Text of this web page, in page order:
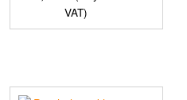
VAT)